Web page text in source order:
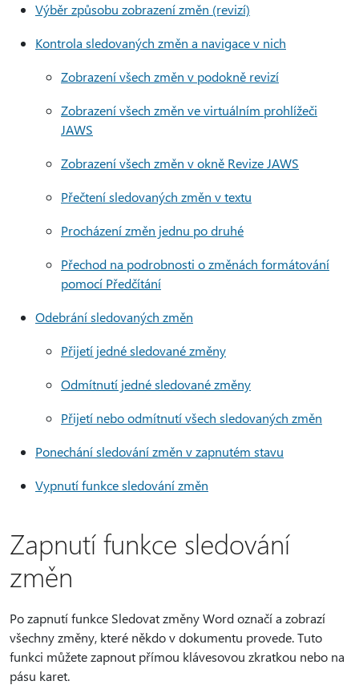
Výběr způsobu zobrazení změn (revizí)
Kontrola sledovaných změn a navigace v nich
Zobrazení všech změn v podokně revizí
Zobrazení všech změn ve virtuálním prohlížeči
JAWS
Zobrazení všech změn v okně Revize JAWS
Přečtení sledovaných změn v textu
Procházení změn jednu po druhé
Přechod na podrobnosti o změnách formátování
pomocí Předčítání
Odebrání sledovaných změn
Přijetí jedné sledované změny
Odmítnutí jedné sledované změny
Přijetí nebo odmítnutí všech sledovaných změn
Ponechání sledování změn v zapnutém stavu
Vypnutí funkce sledování změn
Zapnutí funkce sledování
změn
Po zapnutí funkce Sledovat změny Word označí a zobrazí
všechny změny, které někdo v dokumentu provede. Tuto
funkci můžete zapnout přímou klávesovou zkratkou nebo na
pásu karet.